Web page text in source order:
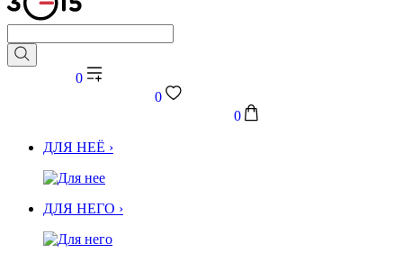
0
0
0
ДЛЯ НЕЁ ›
ДЛЯ НЕГО ›